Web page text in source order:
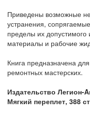
Приведены возможные
устранения,
пределы их
материалы и рабочие
Книга предназначена
ремонтных мастерских.
Издательство Легион-
Мягкий переплет, 388